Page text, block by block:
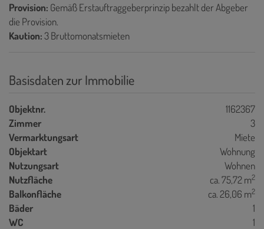
Provision: Gemäß Erstauftraggeberprinzip bezahlt der Abgeber
die Provision.
Kaution:3 Bruttomonatsmieten
Basisdaten zur Immobilie
Objektnr.
1162367
Zimmer
3
Vermarktungsart
Miete
Objektart
Wohnung
Nutzungsart
Wohnen
Nutzfläche
ca. 75,72 m2
Balkonfläche ca. 26,06 m2
Bäder
1
WC
1